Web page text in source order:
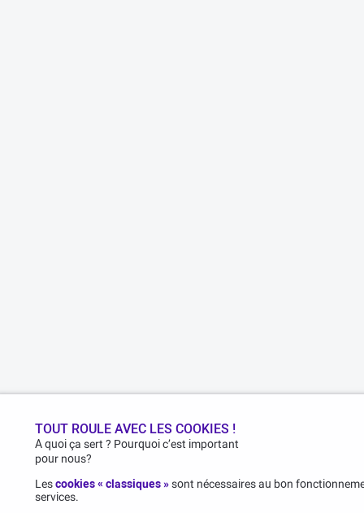
TOUT ROULE AVEC LES COOKIES !
A quoi ça sert ? Pourquoi c’est important
pour nous?
Lescookies « classiques »sont nécessaires au bon
services.